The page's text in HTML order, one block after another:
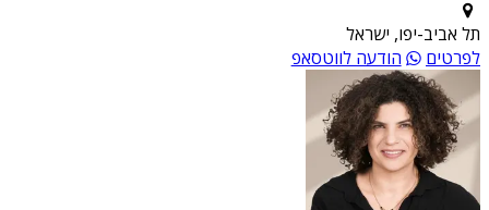
תל אביב-יפו, ישראל
לפרטים
הודעה לווטסאפ